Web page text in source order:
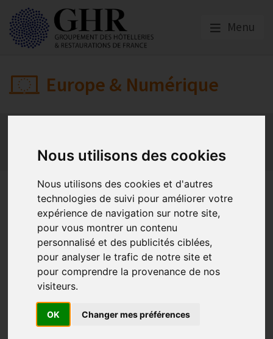
Nous utilisons des cookies
Nous utilisons des cookies et d'autres
technologies de suivi pour améliorer votre
expérience de navigation sur notre site,
pour vous montrer un contenu
personnalisé et des publicités ciblées,
pour analyser le trafic de notre site et
pour comprendre la provenance de nos
visiteurs.
OK Changer mes préférences
Menu
Europe & Numérique
Mon Parc Num
Informatique Europe
Règlement sur la protection
des données personnelles
RGPD
02/03/2018